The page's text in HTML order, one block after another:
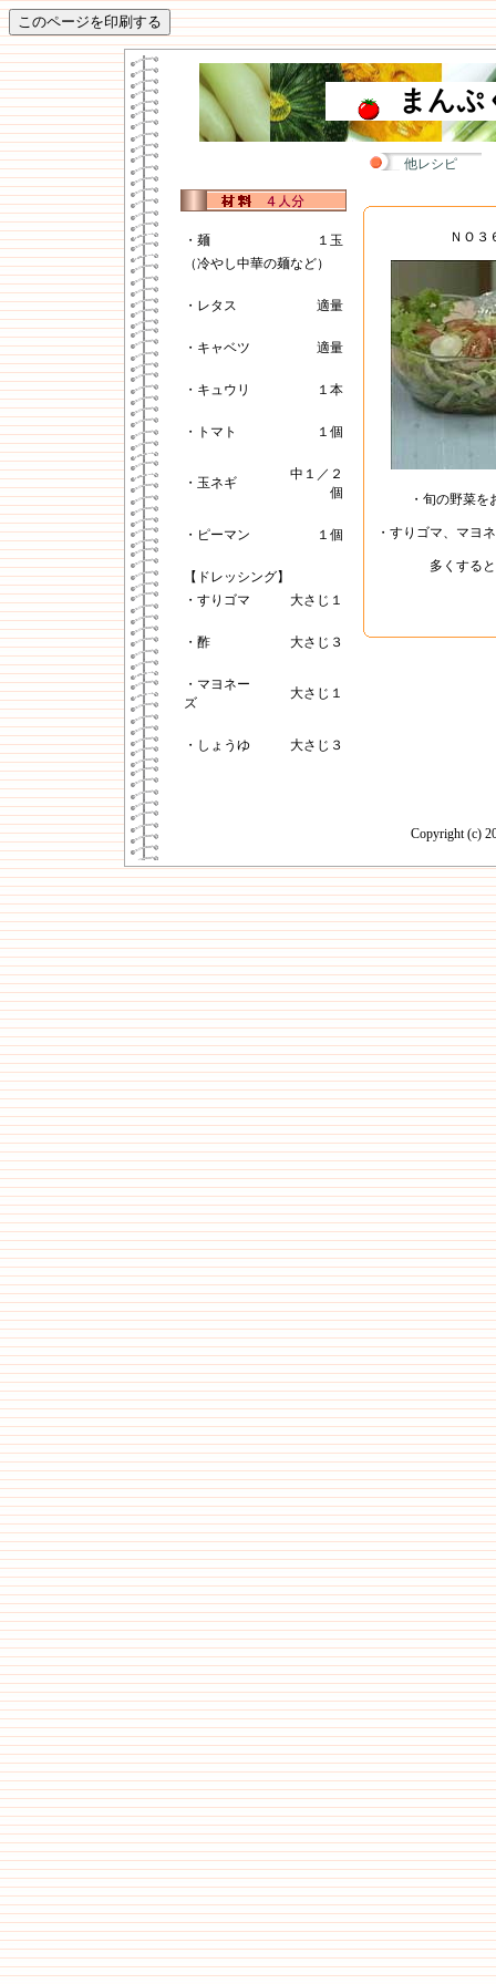
まん
他レシピ
・麺
１玉
（冷やし中華の麺など）
・レタス 適量
・キャベツ 適量
・キュウリ １本
・トマト １個
・玉ネギ
中１／２
個
・ピーマン １個
【ドレッシング】
・すりゴマ
大さじ１
・酢 大さじ３
・マヨネー
ズ
大さじ１
・しょうゆ 大さじ３
ＮＯ
・旬の野菜
・すりゴマ、マヨ
多くする
Copyright (c)